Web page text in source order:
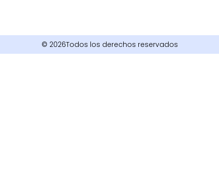
© 2026Todos los derechos reservados